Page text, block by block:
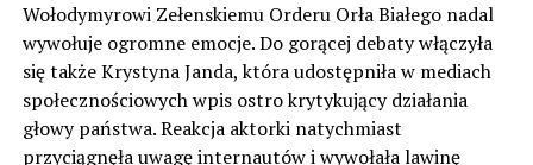
Wołodymyrowi Zełenskiemu Orderu Orła Białego nadal
wywołuje ogromne emocje. Do gorącej debaty włączyła
się także Krystyna Janda, która udostępniła w mediach
społecznościowych wpis ostro krytykujący działania
głowy państwa. Reakcja aktorki natychmiast
przyciągnęła uwagę internautów i wywołała lawinę